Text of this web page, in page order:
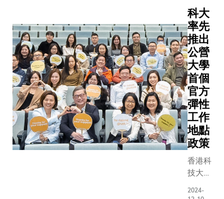
全球氣候
暖化加
劇，空調
製冷需求
持續攀
升，目前
製冷用電
已佔全球
總電力消
耗的
20%。一
直以來，
壓縮製冷
技術所用
的製冷劑
晶元，此
高光效晶
元可配合
無掩模紫
外光光刻
技術，提
升其光輸
出功率密
度準確
性，並以
較低成本
及更速效
的方法推
動半導體
晶片生產
的技術發
科大
率先
推出
公營
大學
首個
官方
彈性
工作
地點
政策
香港科
技大學
大）致
2024-